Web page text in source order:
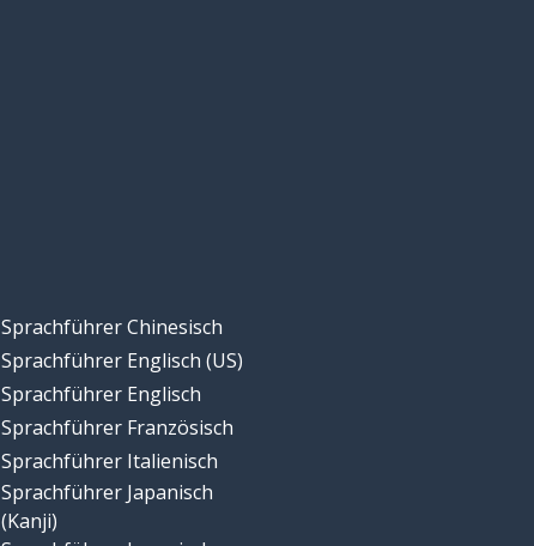
Sprachführer Chinesisch
Sprachführer Englisch (US)
Sprachführer Englisch
Sprachführer Französisch
Sprachführer Italienisch
Sprachführer Japanisch
(Kanji)